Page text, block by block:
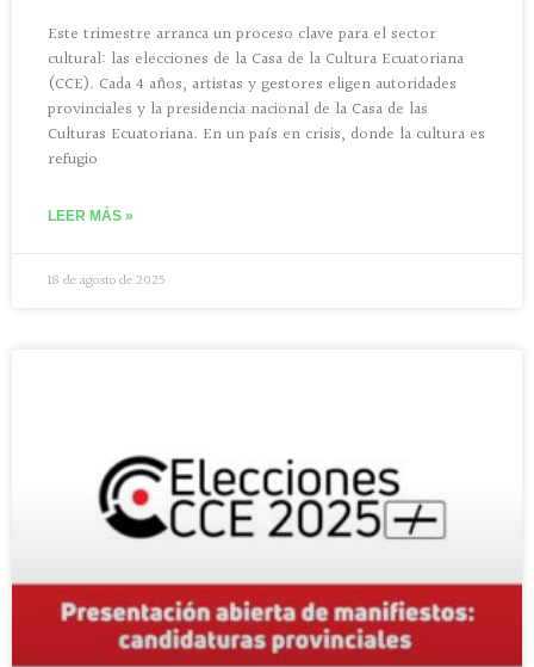
Este trimestre arranca un proceso clave para el sector
cultural: las elecciones de la Casa de la Cultura Ecuatoriana
(CCE). Cada 4 años, artistas y gestores eligen autoridades
provinciales y la presidencia nacional de la Casa de las
Culturas Ecuatoriana. En un país en crisis, donde la cultura es
refugio
LEER MÁS »
18 de agosto de 2025